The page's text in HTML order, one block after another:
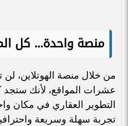
منصة واحدة... كل
من خلال منصة الهوتلاين، لن
عشرات المواقع، لأنك
التطوير العقاري في مكان
تجربة سهلة وسريعة